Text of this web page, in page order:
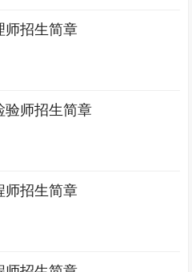
师招生简章
验师招生简章
师招生简章